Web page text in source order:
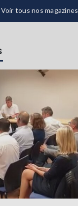
Voir tous nos magazines